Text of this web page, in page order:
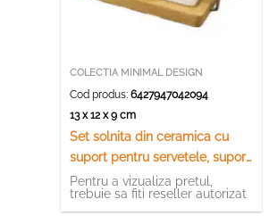
COLECTIA MINIMAL DESIGN
Cod produs:6427947042094
13 x 12 x 9 cm
Set solnita din ceramica cu
suport pentru servetele, suport
din bambus
Pentru a vizualiza pretul,
trebuie sa fiti reseller autorizat